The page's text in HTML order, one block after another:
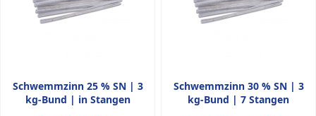
Schwemmzinn 25 % SN | 3
kg-Bund | in Stangen
Schwemmzinn 30 % SN | 3
kg-Bund | 7 Stangen